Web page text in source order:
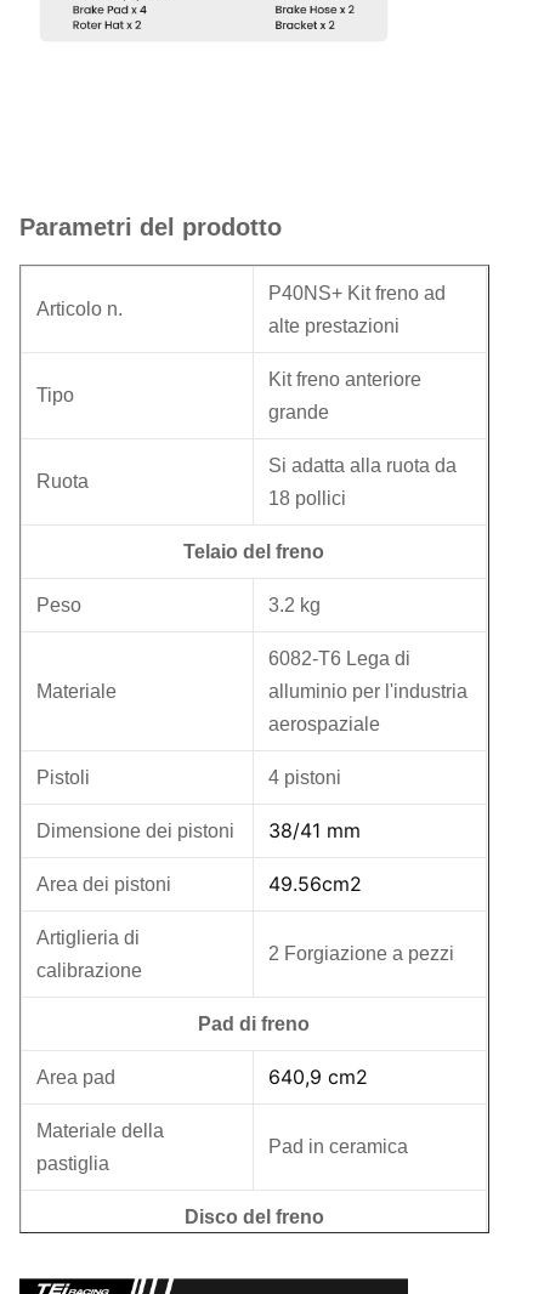
Parametri del prodotto
Articolo n.
P40NS+ Kit freno ad
alte prestazioni
Tipo
Kit freno anteriore
grande
Ruota
Si adatta alla ruota da
18 pollici
Telaio del freno
Peso 3.2 kg
Materiale
6082-T6 Lega di
alluminio per l'industria
aerospaziale
Pistoli 4 pistoni
Dimensione dei pistoni 38/41 mm
Area dei pistoni 49.56cm2
Artiglieria di
calibrazione
2 Forgiazione a pezzi
Pad di freno
Area pad 640,9 cm2
Materiale della
pastiglia
Pad in ceramica
Disco del freno
Stile